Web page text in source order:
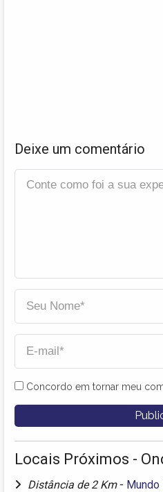
Deixe um comentário
Concordo em tornar meu
Locais Próximos -
Distância de 2 Km - Mundo